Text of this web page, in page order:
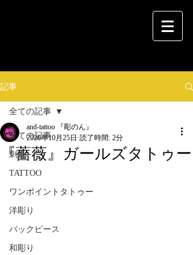
記事
全ての記事
刺青
TATTOO
ワンポイントタトゥー
洋彫り
バックピース
和彫り
全ての記事
『薔薇』ガールズタトゥー
and-tattoo 『彫のん』
2020年10月25日 読了時間: 2分